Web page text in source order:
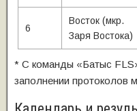
6
Восток (мкр.
Заря Востока)
* С команды «Батыс
заполнении протоколов